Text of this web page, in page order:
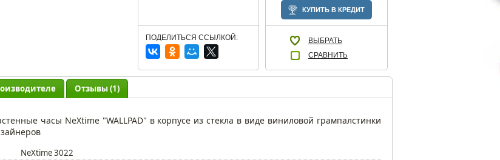
ПОДЕЛИТЬСЯ ССЫЛКОЙ:
КУПИТЬ В КРЕДИТ
ВЫБРАТЬ
СРАВНИТЬ
Отзывы (1)
часы NeXtime "WALLPAD" в корпусе из стекла в виде виниловой грампалстинки
NeXtime 3022